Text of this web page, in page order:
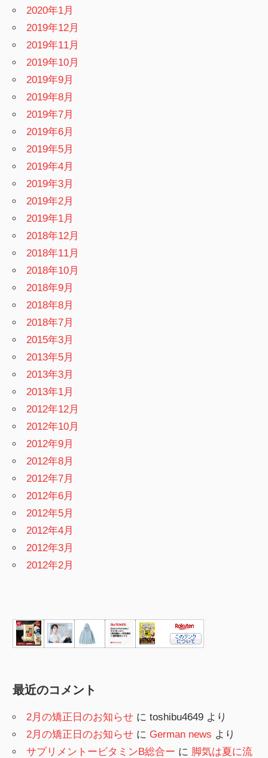
2020年1月
2019年12月
2019年11月
2019年10月
2019年9月
2019年8月
2019年7月
2019年6月
2019年5月
2019年4月
2019年3月
2019年2月
2019年1月
2018年12月
2018年11月
2018年10月
2018年9月
2018年8月
2018年7月
2015年3月
2013年5月
2013年3月
2013年1月
2012年12月
2012年10月
2012年9月
2012年8月
2012年7月
2012年6月
2012年5月
2012年4月
2012年3月
2012年2月
最近のコメント
2月の矯正日のお知らせ にtoshibu4649 より
2月の矯正日のお知らせ に German news より
サプリメントービタミンB総合ー に 脚気は夏に流